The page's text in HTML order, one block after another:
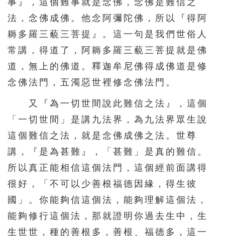
法，念佛成佛。他念阿彌陀佛，所以『得阿
耨多羅三藐三菩提』。這一句是我們世俗人
常講，得道了，阿耨多羅三藐三菩提就是佛
道，無上的佛道。釋迦牟尼佛得成佛道是修
念佛法門，五濁惡世裡修念佛法門。
又『為一切世間說此難信之法』，這個
「一切世間」是講九法界，為九法界眾生說
這個難信之法，就是念佛成佛之法。世尊
講，『是為甚難』，「甚難」是真的難信。
所以真正能相信這個法門，這個經前面講得
很好，「不可以少善根福德因緣，得生彼
國」。你能夠信這個法，能夠理解這個法，
能夠修行這個法，那就證明你過去生中，生
生世世，種的善根多，善根、福德多，這一